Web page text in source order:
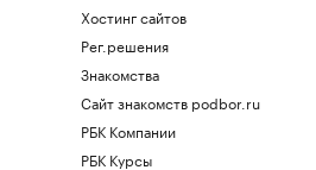
Хостинг сайтов
Рег.решения
Знакомства
Сайт знакомств podbor.ru
РБК Компании
РБК Курсы